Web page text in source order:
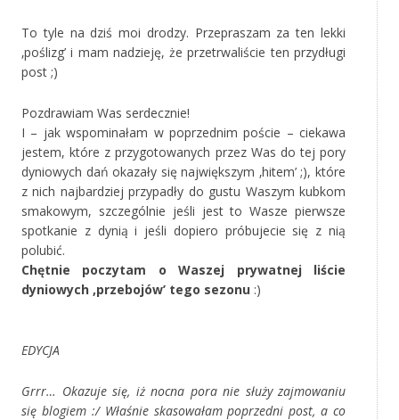
To tyle na dziś moi drodzy. Przepraszam za ten lekki
‚poślizg’ i mam nadzieję, że przetrwaliście ten przydługi
post ;)
Pozdrawiam Was serdecznie!
I – jak wspominałam w poprzednim poście – ciekawa
jestem, które z przygotowanych przez Was do tej pory
dyniowych dań okazały się największym ‚hitem’ ;), które
z nich najbardziej przypadły do gustu Waszym kubkom
smakowym, szczególnie jeśli jest to Wasze pierwsze
spotkanie z dynią i jeśli dopiero próbujecie się z nią
polubić.
Chętnie poczytam o Waszej prywatnej liście
dyniowych ‚przebojów’ tego sezonu :)
EDYCJA
Grrr… Okazuje się, iż nocna pora nie służy zajmowaniu
się blogiem :/ Właśnie skasowałam poprzedni post, a co